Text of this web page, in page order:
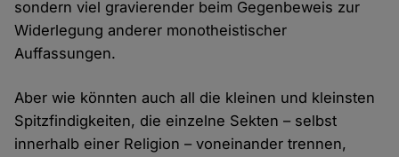
sondern viel gravierender beim Gegenbeweis zur
Widerlegung anderer monotheistischer
Auffassungen.
Aber wie könnten auch all die kleinen und kleinsten
Spitzfindigkeiten, die einzelne Sekten – selbst
innerhalb einer Religion – voneinander trennen,